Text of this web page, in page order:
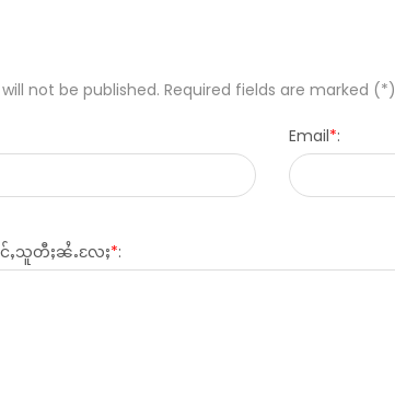
not be published. Required fields are marked (*)
Email*:
င်ႇသူတီႈၼႆႉလႄႈ*: